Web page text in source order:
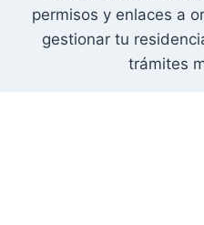
permisos y enlaces a
gestionar tu
trámites